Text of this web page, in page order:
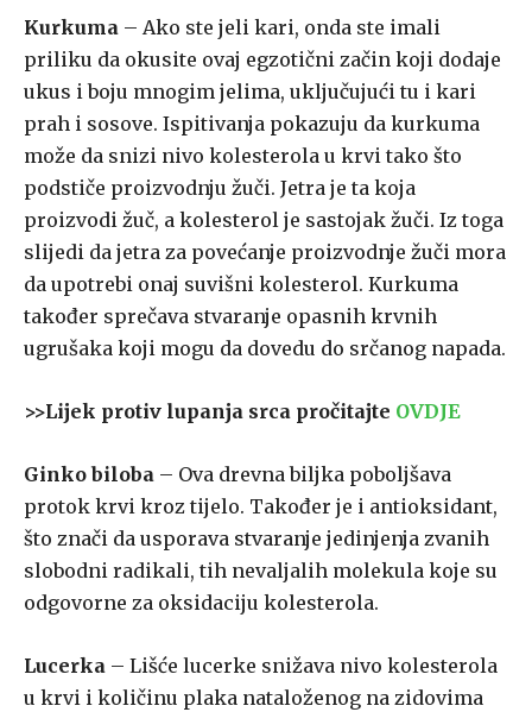
Kurkuma – Ako ste jeli kari, onda ste imali
priliku da okusite ovaj egzotični začin koji dodaje
ukus i boju mnogim jelima, uključujući tu i kari
prah i sosove. Ispitivanja pokazuju da kurkuma
može da snizi nivo kolesterola u krvi tako što
podstiče proizvodnju žuči. Jetra je ta koja
proizvodi žuč, a kolesterol je sastojak žuči. Iz toga
slijedi da jetra za povećanje proizvodnje žuči mora
da upotrebi onaj suvišni kolesterol. Kurkuma
također sprečava stvaranje opasnih krvnih
ugrušaka koji mogu da dovedu do srčanog napada.
>>Lijek protiv lupanja srca pročitajte OVDJE
Ginko biloba – Ova drevna biljka poboljšava
protok krvi kroz tijelo. Također je i antioksidant,
što znači da usporava stvaranje jedinjenja zvanih
slobodni radikali, tih nevaljalih molekula koje su
odgovorne za oksidaciju kolesterola.
Lucerka – Lišće lucerke snižava nivo kolesterola
u krvi i količinu plaka nataloženog na zidovima